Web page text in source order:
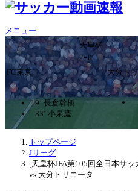
メニュー
天皇杯
2ｰ0
FC東京
大分ト
19’ 長倉幹樹
33’ 小泉慶
トップページ
Jリーグ
[天皇杯JFA第105回全日本サ
vs 大分トリニータ